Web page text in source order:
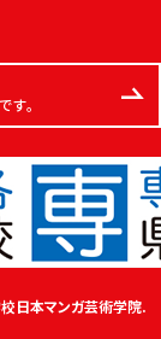
。
日本マンガ芸術学院.